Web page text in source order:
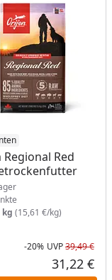
Red
am Lager
kg (15,61 €/kg)
-20% UVP39,49 €
31,22 €